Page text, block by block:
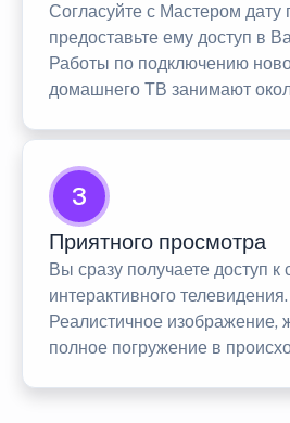
Согласуйте с Мастером дату
предоставьте ему доступ в
Работы по подключению
домашнего ТВ занимают
3
Приятного просмотра
Вы сразу получаете доступ к
интерактивного телевидения.
Реалистичное изображение,
полное погружение в